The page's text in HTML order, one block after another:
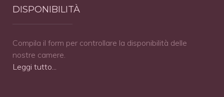
DISPONIBILITÀ
Compila il form per controllare la disponibilità delle
nostre camere.
Leggi tutto...